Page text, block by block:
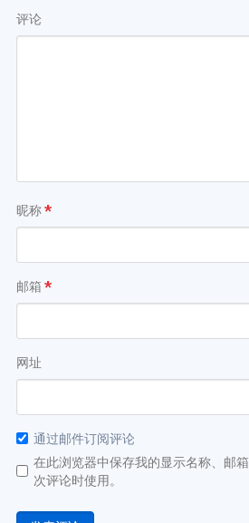
评论
昵称*
邮箱 *
网址
通过邮件订阅评论
在此浏览器中保存我的显示名称、邮
次评论时使用。